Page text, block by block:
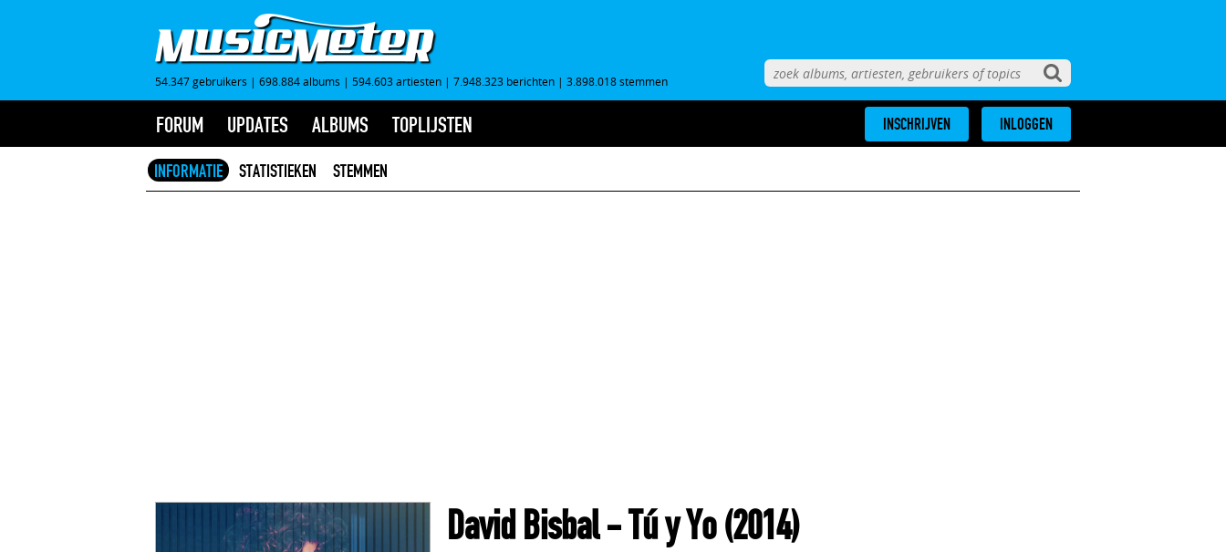
54.347 gebruikers | 698.884 albums | 594.603 artiesten | 7.948.323 berichten | 3.898.018 stemmen
FORUM UPDATES ALBUMS TOPLIJSTEN INSCHRIJVEN INLOGGEN
INFORMATIE STATISTIEKEN STEMMEN
David Bisbal- Tú y Yo(2014)